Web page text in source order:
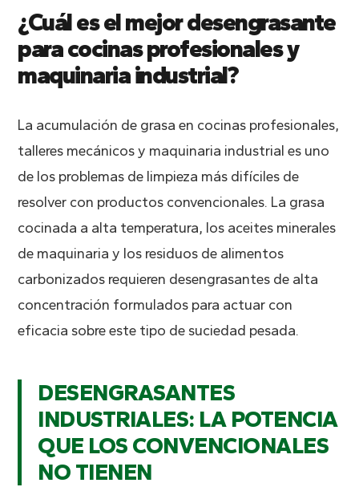
entrada:
entrada:
¿Cuál es el mejor desengrasante
para cocinas profesionales y
maquinaria industrial?
La acumulación de grasa en cocinas profesionales,
talleres mecánicos y maquinaria industrial es uno
de los problemas de limpieza más difíciles de
resolver con productos convencionales. La grasa
cocinada a alta temperatura, los aceites minerales
de maquinaria y los residuos de alimentos
carbonizados requieren desengrasantes de alta
concentración formulados para actuar con
eficacia sobre este tipo de suciedad pesada.
DESENGRASANTES
INDUSTRIALES: LA POTENCIA
QUE LOS CONVENCIONALES
NO TIENEN